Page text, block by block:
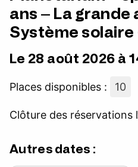
ans – La grande
Système solaire
Le 28 août 2026 à
Places disponibles : 10
Clôture des réservations
Autres dates :